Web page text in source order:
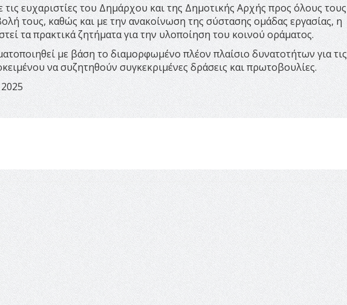
ευχαριστίες του Δημάρχου και της Δημοτικής Αρχής προς όλους τους
τους, καθώς και με την ανακοίνωση της σύστασης ομάδας εργασίας, η
τα πρακτικά ζητήματα για την υλοποίηση του κοινού οράματος.
με βάση το διαμορφωμένο πλέον πλαίσιο δυνατοτήτων για τις
να συζητηθούν συγκεκριμένες δράσεις και πρωτοβουλίες.